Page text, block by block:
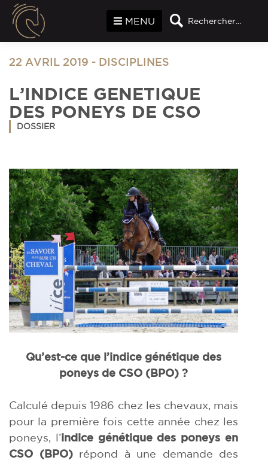
Rechercher...
MENU
22 AVRIL 2019 - DISCIPLINES
L’INDICE GENETIQUE
DES PONEYS DE CSO
DOSSIER
Qu’est-ce que l’indice génétique des
poneys de CSO (BPO) ?
Calculé depuis 1986 chez les chevaux, mais
pour la première fois cette année chez les
poneys, l’indice génétique des poneys en
CSO (BPO)répond à une demande des
Panneau de gestion des cookies